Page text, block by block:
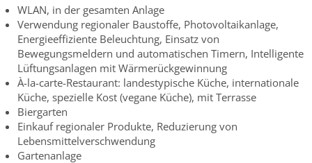
WLAN, in der gesamten Anlage
Verwendung regionaler Baustoffe, Photovoltaikanlage,
Energieeffiziente Beleuchtung, Einsatz von
Bewegungsmeldern und automatischen Timern, Intelligente
Lüftungsanlagen mit Wärmerückgewinnung
À-la-carte-Restaurant: landestypische Küche, internationale
Küche, spezielle Kost (vegane Küche), mit Terrasse
Biergarten
Einkauf regionaler Produkte, Reduzierung von
Lebensmittelverschwendung
Gartenanlage